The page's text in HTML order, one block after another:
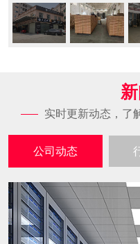
实时更新动态，了
公司动态